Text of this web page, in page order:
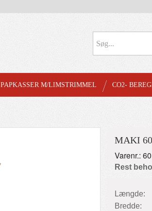
PAPKASSER M/LIMSTRIMMEL CO2-
MAKI
Varenr.:
Rest
Længde:
Bredde: